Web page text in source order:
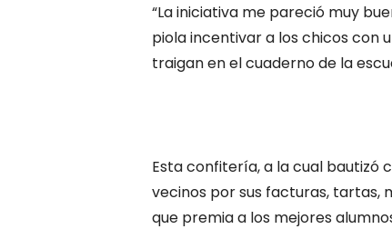
“La iniciativa me pareció muy
piola incentivar a los chicos con
traigan en el cuaderno de la
Esta confitería, a la cual bautizó
vecinos por sus facturas, tartas,
que premia a los mejores